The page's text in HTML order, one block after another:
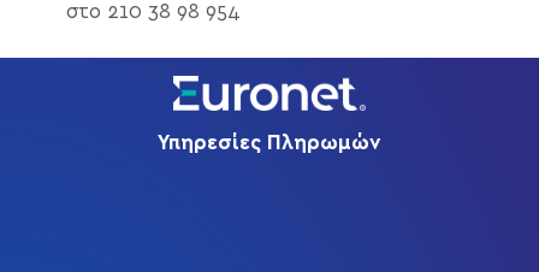
στο 210 38 98 954
Υπηρεσίες Πληρωμών